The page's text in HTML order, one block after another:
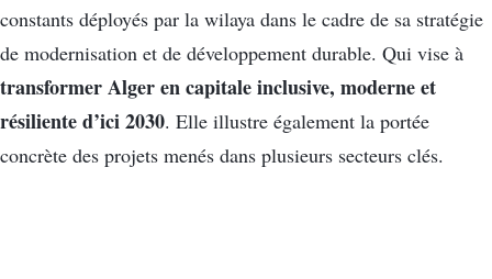
constants déployés par la wilaya dans le cadre de sa stratégie
de modernisation et de développement durable. Qui vise à
transformer Alger en capitale inclusive, moderne et
résiliente d’ici 2030. Elle illustre également la portée
concrète des projets menés dans plusieurs secteurs clés.